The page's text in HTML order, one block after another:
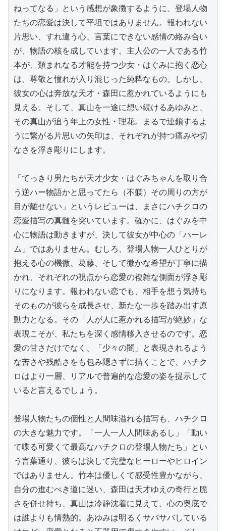
ねってなる」という感想が象徴するように、登場人物
たちの恋愛は決して平坦ではありません。報われない
片思い、すれ違う心、言葉にできない感情の絡み合い
が、物語の核を成しています。主人公の一人である竹
本が、類まれなる才能を持つ少女・はぐみに抱く恋心
は、尊敬と憧れが入り混じった純粋なもの。しかし、
彼女の心は奔放な天才・森田に惹かれているようにも
見える。そして、真山を一途に想い続けるあゆみと、
その真山が追う年上の女性・理花。まるで連鎖するよ
うに繋がる片思いの矢印は、それぞれが持つ痛みや切
なさを浮き彫りにします。
「てっきり男たちが天才少女・はぐみちゃんを取り合
う逆ハー物語かと思ってたら（不躾）その周りの方が
目が離せない」というレビューは、まさにハチクロの
恋愛描写の真髄を突いています。確かに、はぐみを中
心に物語は動きますが、決して彼女が中心の「ハーレ
ム」ではありません。むしろ、登場人物一人ひとりが
抱える心の機微、葛藤、そして微かな希望が丁寧に描
かれ、それぞれの視点から恋愛の複雑な側面が浮き彫
りになります。報われない恋でも、相手を想う気持ち
そのものが彼らを成長させ、新たな一歩を踏み出す原
動力となる。その「人が人に惹かれる描写が絶妙」な
表現こそが、私たちを深く感情移入させるのです。恋
愛の甘さだけでなく、「少々の闇」と表現されるよう
な苦さや残酷さをも包み隠さずに描くことで、ハチク
ロはより一層、リアルで普遍的な恋愛の姿を提示して
いると言えるでしょう。
登場人物たちの個性と人間味溢れる描写も、ハチクロ
の大きな魅力です。「一人一人人間味あるし」「動い
て喋る可愛くて最高なハチクロの登場人物たち」とい
う言葉通り、彼らは決して完璧なヒーローやヒロイン
ではありません。竹本は優しくて感受性豊かながら、
自分の進むべき道に迷い、森田は天才ゆえの奇行と脆
さを併せ持ち、真山は冷静沈着に見えて、心の奥底で
は誰よりも情熱的。あゆみは明るくサバサバしている